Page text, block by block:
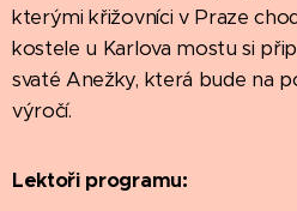
kterými křižovníci v Praze
kostele u Karlova mostu si
svaté Anežky, která bude na
výročí.
Lektoři programu: